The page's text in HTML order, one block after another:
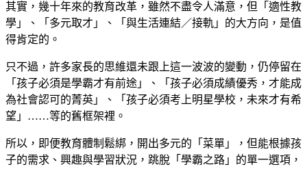
其實，幾十年來的教育改革，雖然不盡令人滿意，但「適性教
學」、「多元取才」、「與生活連結／接軌」的大方向，是值
得肯定的。
只不過，許多家長的思維還未跟上這一波波的變動，仍停留在
「孩子必須是學霸才有前途」、「孩子必須成績優秀，才能成
為社會認可的菁英」、「孩子必須考上明星學校，未來才有希
望」……等的舊框架裡。
所以，即便教育體制鬆綁，開出多元的「菜單」，但能根據孩
子的需求、興趣與學習狀況，跳脫「學霸之路」的單一選項，